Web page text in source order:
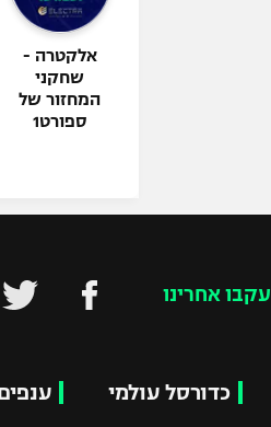
אלקטרה -
שחקני
המחזור של
ספורט1
עקבו אחרינו
כדורסל עולמי